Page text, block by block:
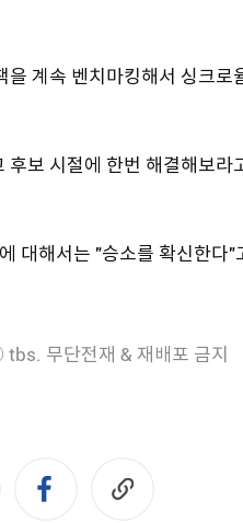
을 계속 벤치마킹해서 싱크
보 시절에 한번 해결해보라
대해서는 "승소를 확신한다"
무단전재 & 재배포 금지